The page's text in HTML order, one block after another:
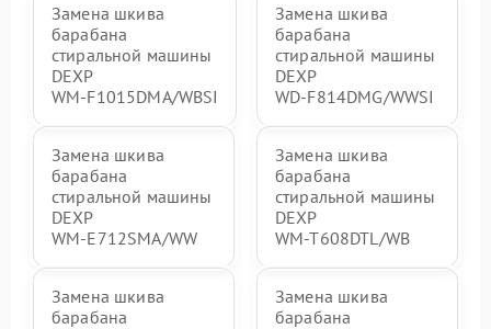
Замена шкива
барабана
стиральной машины
DEXP
WM‑F1015DMA/WBSI
Замена шкива
барабана
стиральной машины
DEXP
WD‑F814DMG/WWSI
Замена шкива
барабана
стиральной машины
DEXP
WM‑E712SMA/WW
Замена шкива
барабана
стиральной машины
DEXP
WM‑T608DTL/WB
Замена шкива
барабана
Замена шкива
барабана